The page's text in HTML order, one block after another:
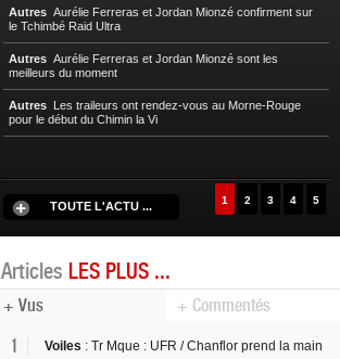
Autres Aurélie Ferreras et Jordan Mionzé confirment sur
le Tchimbé Raid Ultra
Autres Aurélie Ferreras et Jordan Mionzé sont les
meilleurs du moment
Autres Les traileurs ont rendez-vous au Morne-Rouge
pour le début du Chimin la Vi
TOUTE L'ACTU ... 1 2 3 4 5
Articles LES PLUS ...
+ Vus + Commentés
1 Voiles : Tr Mque : UFR / Chanflor prend la main